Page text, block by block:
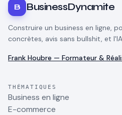
B BusinessDynamite
Construire un business en ligne,
concrètes, avis sans bullshit, et
Frank Houbre — Formateur &
THÉMATIQUES
Business en ligne
E-commerce